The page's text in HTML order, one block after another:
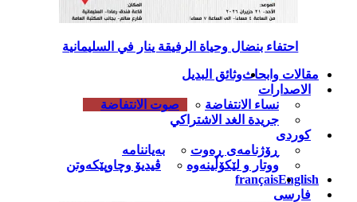
احتفاء بنضال وحياة الرفيقة ينار في السليمانية
مقالات وابحاثوثائق البديل
الاصدارات
نساء الانتفاضة
صوت الانتفاضة
جريدة الغد الاشتراكي
کوردی
ڕۆژنامەی ڕەوت
بەیاننامە
ووتار و لێکۆڵینەوە
ڤیدیۆ وچاوپێکەوتن
English
français
فارسی